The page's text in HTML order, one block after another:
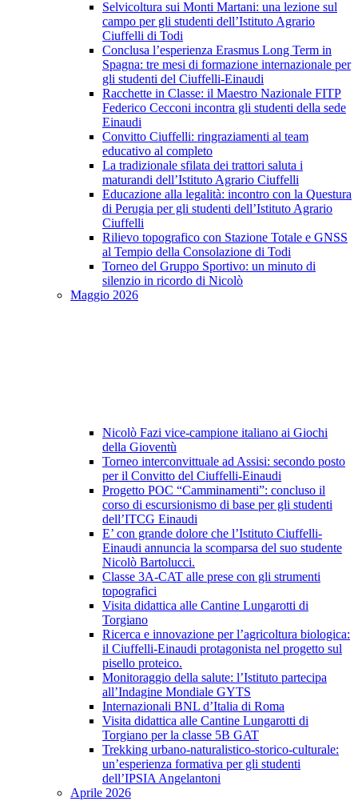
Selvicoltura sui Monti Martani: una lezione sul
campo per gli studenti dell’Istituto Agrario
Ciuffelli di Todi
Conclusa l’esperienza Erasmus Long Term in
Spagna: tre mesi di formazione internazionale per
gli studenti del Ciuffelli-Einaudi
Racchette in Classe: il Maestro Nazionale FITP
Federico Cecconi incontra gli studenti della sede
Einaudi
Convitto Ciuffelli: ringraziamenti al team
educativo al completo
La tradizionale sfilata dei trattori saluta i
maturandi dell’Istituto Agrario Ciuffelli
Educazione alla legalità: incontro con la Questura
di Perugia per gli studenti dell’Istituto Agrario
Ciuffelli
Rilievo topografico con Stazione Totale e GNSS
al Tempio della Consolazione di Todi
Torneo del Gruppo Sportivo: un minuto di
silenzio in ricordo di Nicolò
Maggio 2026
Nicolò Fazi vice-campione italiano ai Giochi
della Gioventù
Torneo interconvittuale ad Assisi: secondo posto
per il Convitto del Ciuffelli-Einaudi
Progetto POC “Camminamenti”: concluso il
corso di escursionismo di base per gli studenti
dell’ITCG Einaudi
E’ con grande dolore che l’Istituto Ciuffelli-
Einaudi annuncia la scomparsa del suo studente
Nicolò Bartolucci.
Classe 3A-CAT alle prese con gli strumenti
topografici
Visita didattica alle Cantine Lungarotti di
Torgiano
Ricerca e innovazione per l’agricoltura biologica:
il Ciuffelli-Einaudi protagonista nel progetto sul
pisello proteico.
Monitoraggio della salute: l’Istituto partecipa
all’Indagine Mondiale GYTS
Internazionali BNL d’Italia di Roma
Visita didattica alle Cantine Lungarotti di
Torgiano per la classe 5B GAT
Trekking urbano-naturalistico-storico-culturale:
un’esperienza formativa per gli studenti
dell’IPSIA Angelantoni
Aprile 2026